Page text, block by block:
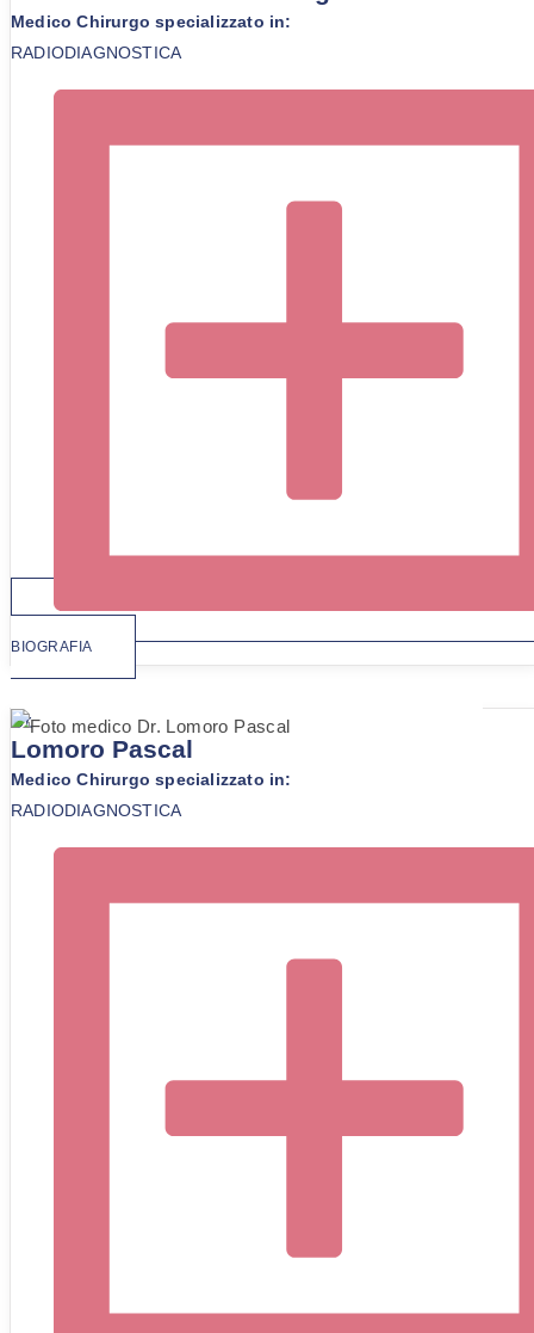
Medico Chirurgo specializzato in:
RADIODIAGNOSTICA
BIOGRAFIA
Dr.
Lomoro Pascal
Medico Chirurgo specializzato in:
RADIODIAGNOSTICA